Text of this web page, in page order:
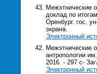
Межэтнические
доклад по
Оренбург. гос.
экрана.
Электронный
Межэтнические
антропологии
2016. - 297 с-
Электронный